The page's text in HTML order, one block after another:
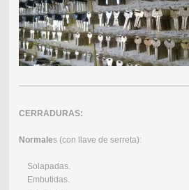
CERRADURAS:
Normales (con llave de serreta):
Solapadas.
Embutidas.